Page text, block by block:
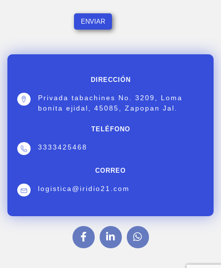
DIRECCIÓN
Privada tabachines No. 3209, Loma
bonita ejidal, 45085, Zapopan Jal.
TELÉFONO
3333425468
CORREO
logistica@iridio21.com